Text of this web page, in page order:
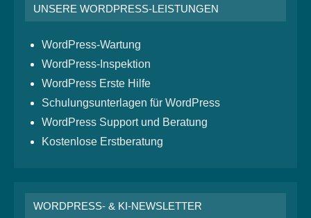
UNSERE WORDPRESS-LEISTUNGEN
WordPress-Wartung
WordPress-Inspektion
WordPress Erste Hilfe
Schulungsunterlagen für WordPress
WordPress Support und Beratung
Kostenlose Erstberatung
WORDPRESS- & KI-NEWSLETTER